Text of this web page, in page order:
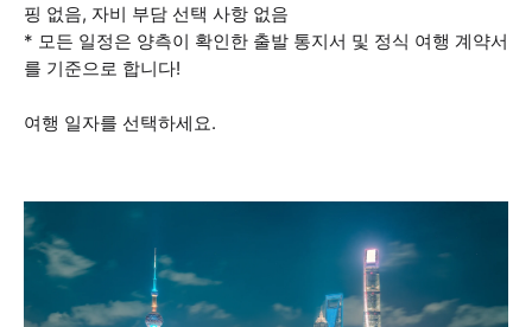
핑 없음, 자비 부담 선택 사항 없음
* 모든 일정은 양측이 확인한 출발 통지서 및 정식 여행 계약서
를 기준으로 합니다!
여행 일자를 선택하세요.